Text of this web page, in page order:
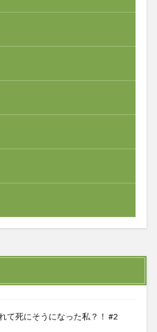
て死にそうになった私？！ #2